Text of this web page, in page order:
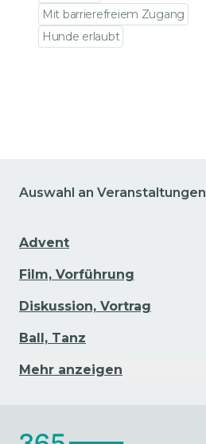
Mit barrierefreiem Zugang
Hunde erlaubt
Auswahl an Veranstaltungen
Advent
Film, Vorführung
Diskussion, Vortrag
Ball, Tanz
Mehr anzeigen